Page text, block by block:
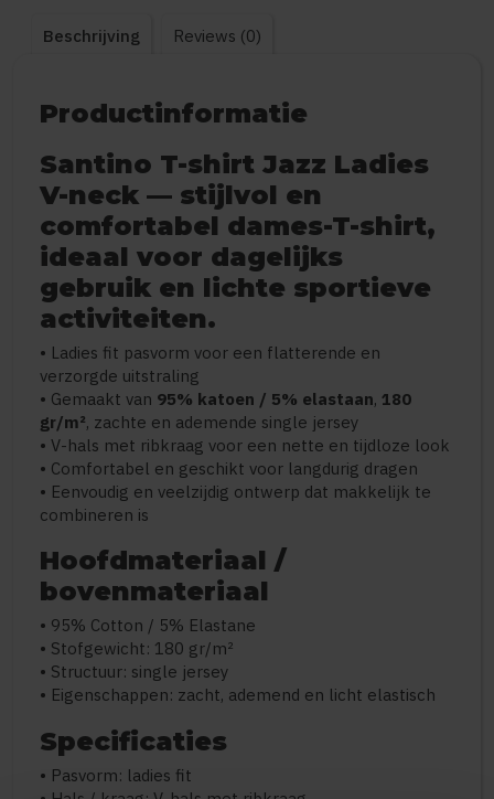
Beschrijving Reviews (0)
Productinformatie
Santino T-shirt Jazz Ladies
V-neck — stijlvol en
comfortabel dames-T-shirt,
ideaal voor dagelijks
gebruik en lichte sportieve
activiteiten.
• Ladies fit pasvorm voor een flatterende en
verzorgde uitstraling
• Gemaakt van 95% katoen / 5% elastaan, 180
gr/m², zachte en ademende single jersey
• V-hals met ribkraag voor een nette en tijdloze look
• Comfortabel en geschikt voor langdurig dragen
• Eenvoudig en veelzijdig ontwerp dat makkelijk te
combineren is
Hoofdmateriaal /
bovenmateriaal
• 95% Cotton / 5% Elastane
• Stofgewicht: 180 gr/m²
• Structuur: single jersey
• Eigenschappen: zacht, ademend en licht elastisch
Specificaties
• Pasvorm: ladies fit